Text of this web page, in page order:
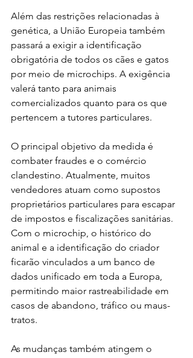
Além das restrições relacionadas à
genética, a União Europeia também
passará a exigir a identificação
obrigatória de todos os cães e gatos
por meio de microchips. A exigência
valerá tanto para animais
comercializados quanto para os que
pertencem a tutores particulares.
O principal objetivo da medida é
combater fraudes e o comércio
clandestino. Atualmente, muitos
vendedores atuam como supostos
proprietários particulares para escapar
de impostos e fiscalizações sanitárias.
Com o microchip, o histórico do
animal e a identificação do criador
ficarão vinculados a um banco de
dados unificado em toda a Europa,
permitindo maior rastreabilidade em
casos de abandono, tráfico ou maus-
tratos.
As mudanças também atingem o